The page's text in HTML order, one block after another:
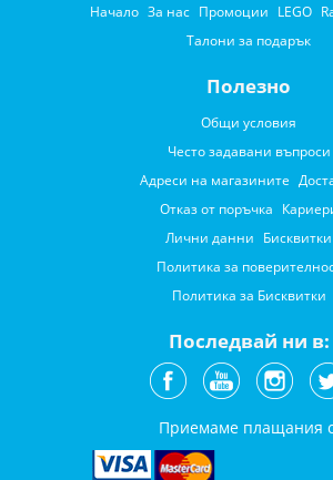
Начало За нас Промоции LEGO
Талони за подарък
Полезно
Общи условия
Често задавани въпроси
Адреси на магазините
Отказ от поръчка
Лични данни Бисквитки
Политика за
Политика за Бисквитки
Последвай ни в:
Приемаме плащания